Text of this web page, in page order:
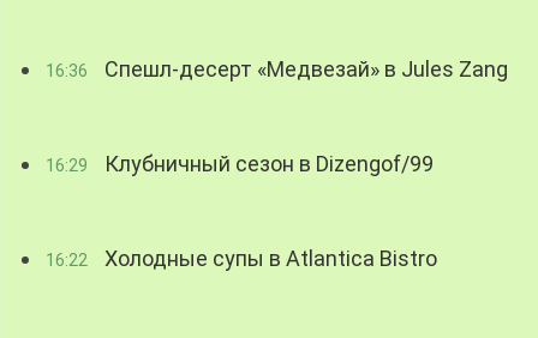
16:36 Спешл-десерт «Медвезай» в Jules Zang
16:29 Клубничный сезон в Dizengof/99
16:22 Холодные супы в Atlantica Bistro